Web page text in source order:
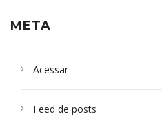
META
Acessar
Feed de posts